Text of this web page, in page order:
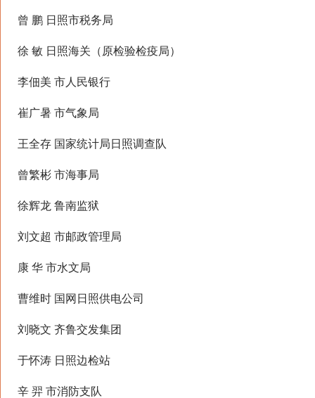
曾 鹏 日照市税务局
徐 敏 日照海关（原检验检疫局）
李佃美 市人民银行
崔广暑 市气象局
王全存 国家统计局日照调查队
曾繁彬 市海事局
徐辉龙 鲁南监狱
刘文超 市邮政管理局
康 华 市水文局
曹维时 国网日照供电公司
刘晓文 齐鲁交发集团
于怀涛 日照边检站
辛 羿 市消防支队